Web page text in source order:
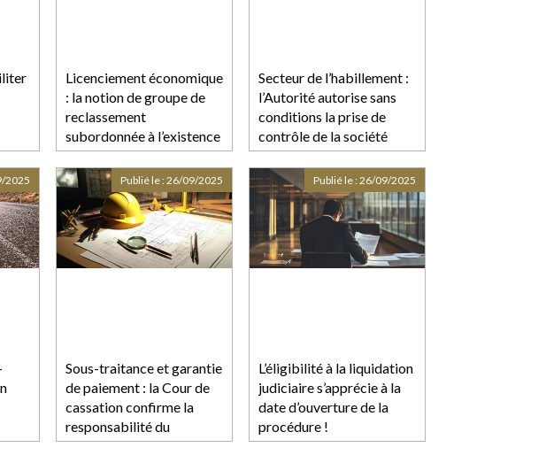
Licenciement économique
: la notion de groupe de
reclassement
subordonnée à l’existence
d’un contrôle effectif
Secteur de l’habillement :
l’Autorité autorise sans
conditions la prise de
contrôle de la société
Jacadi par le groupe
Deveaux
2025
Sous-traitance et garantie
de paiement : la Cour de
cassation confirme la
responsabilité du
dirigeant de droit
Publié le :26/09/2025
L’éligibilité à la liquidation
judiciaire s’apprécie à la
date d’ouverture de la
procédure !
Publié le :26/09/2025